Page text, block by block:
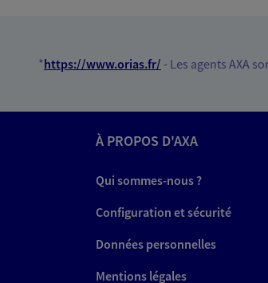
*https://www.orias.fr/ - Les agents AXA
À PROPOS D'AXA
Qui sommes-nous ?
Configuration et sécurité
Données personnelles
Mentions légales